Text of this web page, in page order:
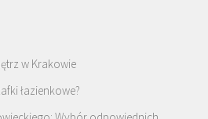
w Krakowie
łazienkowe?